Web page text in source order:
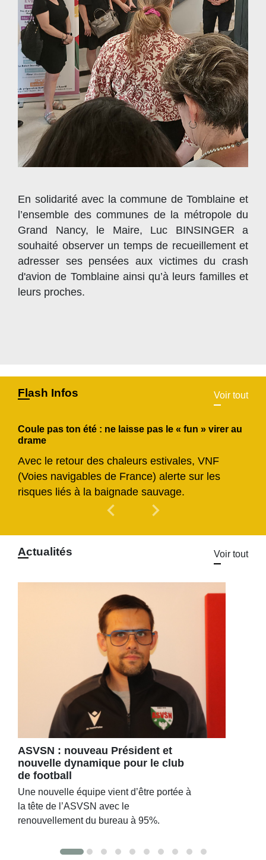
​​​​​​​En solidarité avec la commune de Tomblaine et
l’ensemble des communes de la métropole du
Grand Nancy, le Maire, Luc BINSINGER a
souhaité observer un temps de recueillement et
adresser ses pensées aux victimes du crash
d'avion de Tomblaine ainsi qu’à leurs familles et
leurs proches.
Flash Infos Voir tout
Coule pas ton été : ne laisse pas le « fun » virer au
drame
Avec le retour des chaleurs estivales, VNF
(Voies navigables de France) alerte sur les
risques liés à la baignade sauvage.
chevron_left Previous
chevron_right
Actualités Voir tout
ASVSN : nouveau Président et
nouvelle dynamique pour le club
de football
Une nouvelle équipe vient d’être portée à
la tête de l’ASVSN avec le
renouvellement du bureau à 95%.